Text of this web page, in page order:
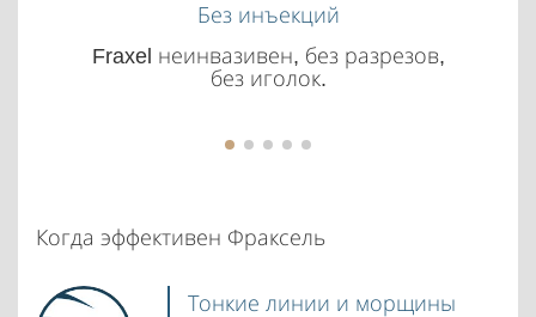
Без инъекций
Fraxel неинвазивен, без разрезов,
без иголок.
Когда эффективен Фраксель
Тонкие линии и морщины